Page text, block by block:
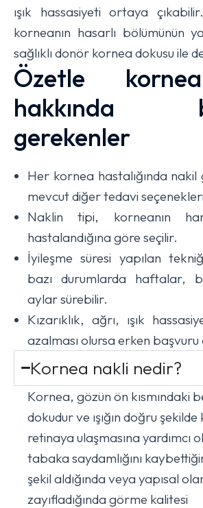
ışık hassasiyeti ortaya
korneanın hasarlı bölümünün
sağlıklı donör kornea dokusu ile
Özetle
hakkında
gerekenler
Her kornea hastalığında
mevcut diğer tedavi
Naklin tipi, korneanın
hastalandığına göre seçilir.
İyileşme süresi yapılan
bazı durumlarda haftalar,
aylar sürebilir.
Kızarıklık, ağrı, ışık
azalması olursa erken
Kornea nakli nedir?
Kornea, gözün ön kısmındaki
dokudur ve ışığın doğru şekilde
retinaya ulaşmasına yardımcı
tabaka saydamlığını
şekil aldığında veya yapısal
zayıfladığında görme kalitesi